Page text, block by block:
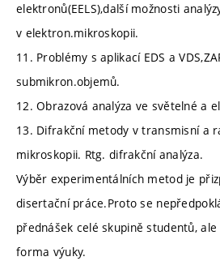
elektronů(EELS),další možnosti
v elektron.mikroskopii.
11. Problémy s aplikací EDS a
submikron.objemů.
12. Obrazová analýza ve světelné a
13. Difrakční metody v transmisní a
mikroskopii. Rtg. difrakční analýza.
Výběr experimentálních metod je
disertační práce.Proto se
přednášek celé skupině studentů,
forma výuky.